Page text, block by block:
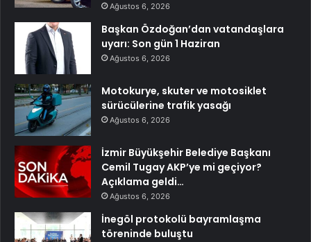
Ağustos 6, 2026
Başkan Özdoğan’dan vatandaşlara
uyarı: Son gün 1 Haziran
Ağustos 6, 2026
Motokurye, skuter ve motosiklet
sürücülerine trafik yasağı
Ağustos 6, 2026
İzmir Büyükşehir Belediye Başkanı
Cemil Tugay AKP’ye mi geçiyor?
Açıklama geldi…
Ağustos 6, 2026
İnegöl protokolü bayramlaşma
töreninde buluştu